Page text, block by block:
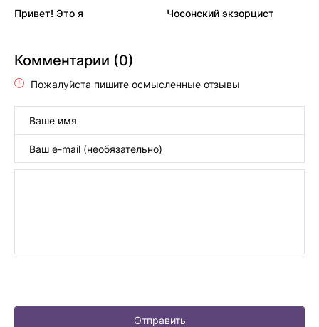
Привет! Это я Чосонский экзорцист
Комментарии (0)
Пожалуйста пишите осмысленные отзывы
Отправить